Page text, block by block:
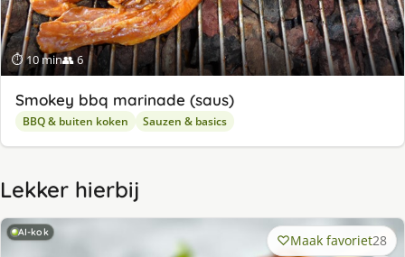
⏱ 10 min👥 6
Smokey bbq marinade (saus)
BBQ & buiten koken Sauzen & basics
Lekker hierbij
AI-kok Maak favoriet28